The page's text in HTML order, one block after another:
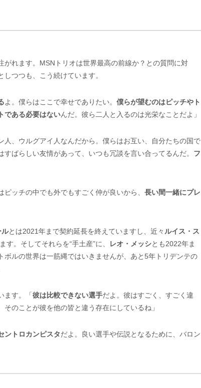
がれます。MSNトリオは世界最高の前線か？との質問に対
つつも、こう続けています。
よ。僕らはここで幸せでありたい。 僕らが望むのはピッチやト
である必要はないんだ。彼ら二人と入るのは光栄なことだよ」
、ウルグアイ人なんだから。僕らはお互い、自分たちの国で
ばらしい友情があって、いつも冗談を言い合ってるんだ。 フ
ピッチの中でも外でもすごく仲が良いから、 長い間一緒にプレ
ルとは2021年まで契約延長を終えていますし、近々ルイス・ス
。そしてそれらを“手土産”に、 レオ・メッシとも2022年ま
ルの世界は一筋縄ではいきませんが、あと5年トリデンテの
ます。「 彼は比較できない選手だよ。彼はすごく、すごく違
のことが彼を他の皆と違う存在にしているね」
ントロカンピスタだよ。良い選手や伝説となるために、バロン